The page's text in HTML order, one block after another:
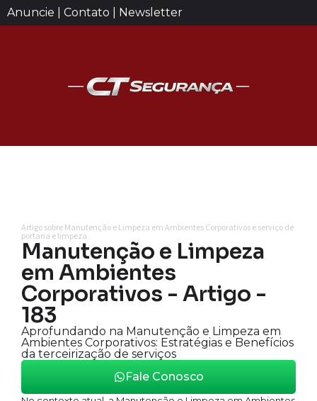
Anuncie | Contato | Newsletter
Artigo sobre Manutenção e Limpeza em Ambientes Corporativos e serviço de
portaria e limpeza
Manutenção e Limpeza
em Ambientes
Corporativos - Artigo -
183
Aprofundando na Manutenção e Limpeza em
Ambientes Corporativos: Estratégias e Benefícios
da terceirização de serviços
Fale Conosco